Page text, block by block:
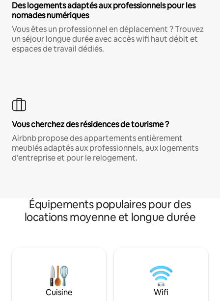
Des logements adaptés aux professionnels pour les
nomades numériques
Vous êtes un professionnel en déplacement ? Trouvez
un séjour longue durée avec accès wifi haut débit et
espaces de travail dédiés.
Vous cherchez des résidences de tourisme ?
Airbnb propose des appartements entièrement
meublés adaptés aux professionnels, aux logements
d'entreprise et pour le relogement.
Équipements populaires pour des
locations moyenne et longue durée
Cuisine Wifi